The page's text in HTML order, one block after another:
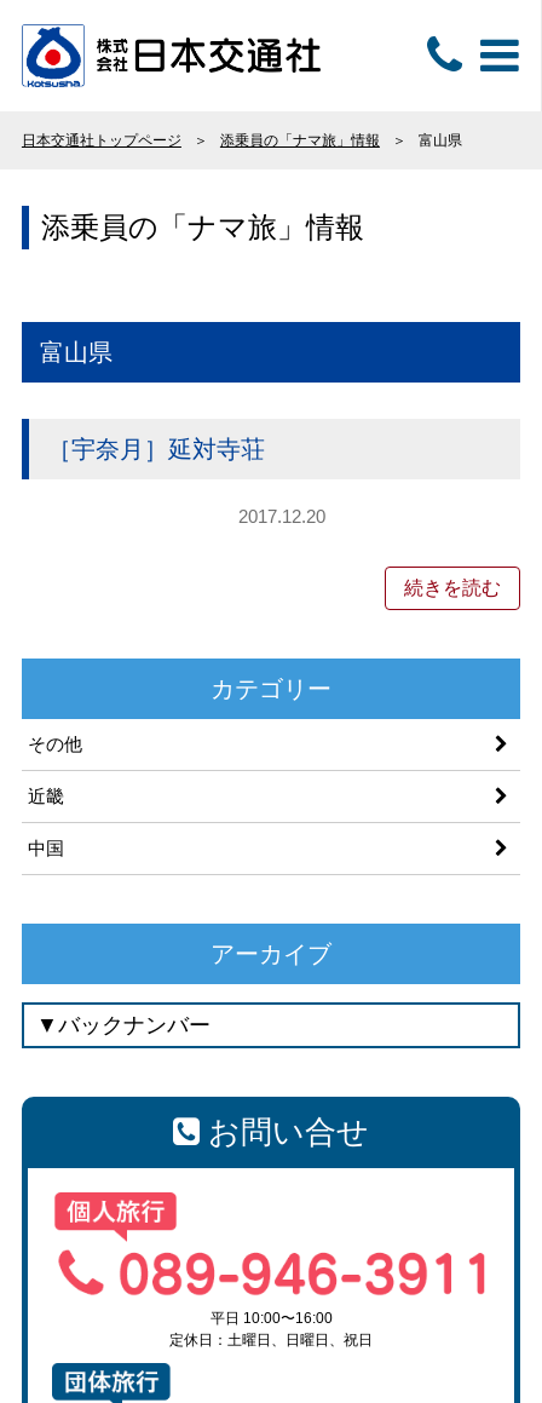
日本交通社トップページ 添乗員の「ナマ旅」情報 富山県
添乗員の「ナマ旅」情報
富山県
［宇奈月］延対寺荘
2017.12.20
続きを読む
カテゴリー
その他
近畿
中国
アーカイブ
お問い合せ
平日 10:00〜16:00
定休日：土曜日、日曜日、祝日